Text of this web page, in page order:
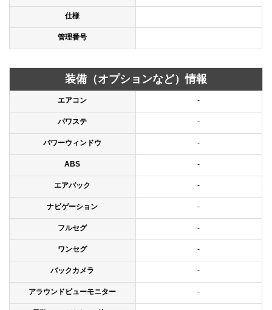
仕様
管理番号
装備（オプションなど）情報
エアコン -
パワステ -
パワーウィンドウ -
ABS -
エアバック -
ナビゲーション -
フルセグ -
ワンセグ -
バックカメラ -
アラウンドビューモニター -